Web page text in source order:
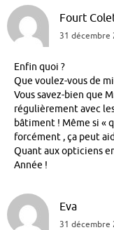
Fourt
31 décembre
Enfin quoi ?
Que voulez-vous de
Vous savez-bien que
régulièrement avec
bâtiment ! Même si «
forcément , ça peut
Quant aux opticiens
Année !
Eva
31 décembre